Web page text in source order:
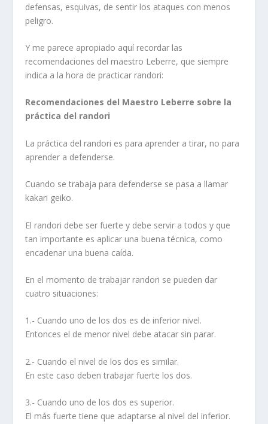
defensas, esquivas, de sentir los ataques con menos
peligro.
Y me parece apropiado aquí recordar las
recomendaciones del maestro Leberre, que siempre
indica a la hora de practicar randori:
Recomendaciones del Maestro Leberre sobre la
práctica del randori
La práctica del randori es para aprender a tirar, no para
aprender a defenderse.
Cuando se trabaja para defenderse se pasa a llamar
kakari geiko.
El randori debe ser fuerte y debe servir a todos y que
tan importante es aplicar una buena técnica, como
encadenar una buena caída.
En el momento de trabajar randori se pueden dar
cuatro situaciones:
1.- Cuando uno de los dos es de inferior nivel.
Entonces el de menor nivel debe atacar sin parar.
2.- Cuando el nivel de los dos es similar.
En este caso deben trabajar fuerte los dos.
3.- Cuando uno de los dos es superior.
El más fuerte tiene que adaptarse al nivel del inferior.